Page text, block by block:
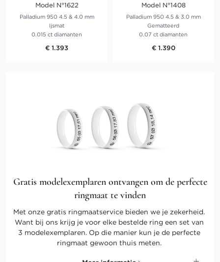
Model N°1622
Palladium 950 4.5 & 4.0 mm
Ijsmat
0.015 ct diamanten
€ 1.393
Model N°1408
Palladium 950 4.5 & 3.0 mm
Gematteerd
0.07 ct diamanten
€ 1.390
Gratis modelexemplaren ontvangen om de perfecte
ringmaat te vinden
Met onze gratis ringmaatservice bieden we je zekerheid.
Want bij ons krijg je voor elke bestelde ring een set van
3 modelexemplaren. Op die manier kun je de perfecte
ringmaat gewoon thuis meten.